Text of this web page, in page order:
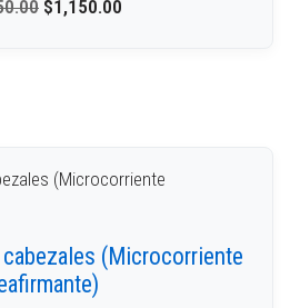
$1,150.00
(Microcorriente